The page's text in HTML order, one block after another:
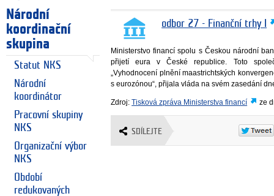
Národní
koordinační
skupina
Statut NKS
Národní
koordinátor
Pracovní skupiny
NKS
Organizační výbor
NKS
Období
redukovaných
odbor 27 - Finanční trhy I
Ministerstvo financí spolu s Českou národní
přijetí eura v České republice. Toto
„Vyhodnocení plnění maastrichtských
s eurozónou“, přijala vláda na svém zasedání
Zdroj:Tisková zpráva Ministerstva financí ze
SDÍLEJTE